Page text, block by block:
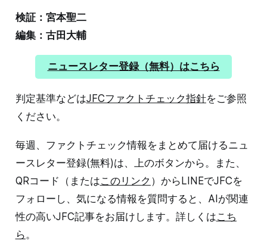
ビを上回る SNSでの支持の広がりが斎藤氏の再選を後押
ししたと言われる今回の選挙。データがそれを裏打ちし
ています。NHKが投票所で実施した出口調査を見てみま
す。 何を投票の参考にしたかという質問への答えで1位
が「SNSや動画サイト」で30％、新聞24％、テレビ
24％、知人・家族5％を上回りました。また、「SNSや
検証：宮本聖二
編集：古田大輔
ニュースレター登録（無料）はこちら
判定基準などはJFCファクトチェック指針をご参照
ください。
毎週、ファクトチェック情報をまとめて届けるニュ
ースレター登録(無料)は、上のボタンから。また、
QRコード（またはこのリンク ）からLINEでJFCを
フォローし、気になる情報を質問すると、AIが関連
性の高いJFC記事をお届けします。詳しくはこち
ら。